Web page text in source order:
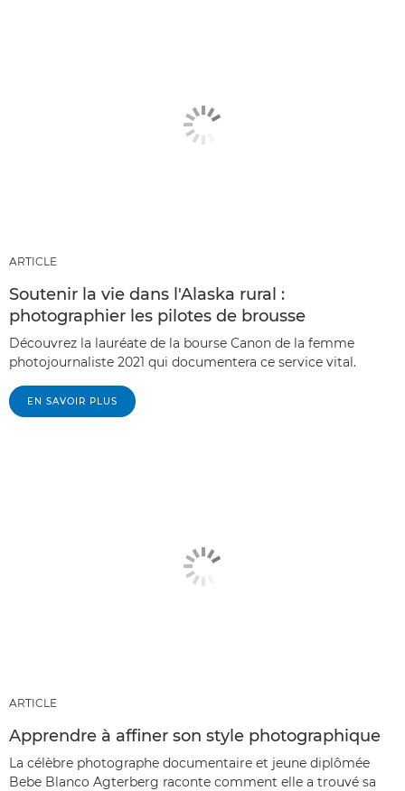
ARTICLE
Soutenir la vie dans l'Alaska rural :
photographier les pilotes de brousse
Découvrez la lauréate de la bourse Canon de la femme
photojournaliste 2021 qui documentera ce service vital.
EN SAVOIR PLUS
ARTICLE
Apprendre à affiner son style photographique
La célèbre photographe documentaire et jeune diplômée
Bebe Blanco Agterberg raconte comment elle a trouvé sa